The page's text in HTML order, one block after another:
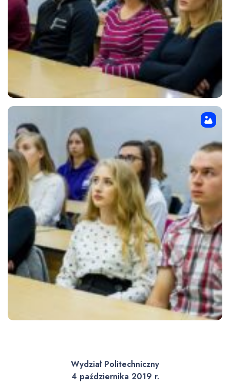
Wydział Politechniczny
4 października 2019 r.